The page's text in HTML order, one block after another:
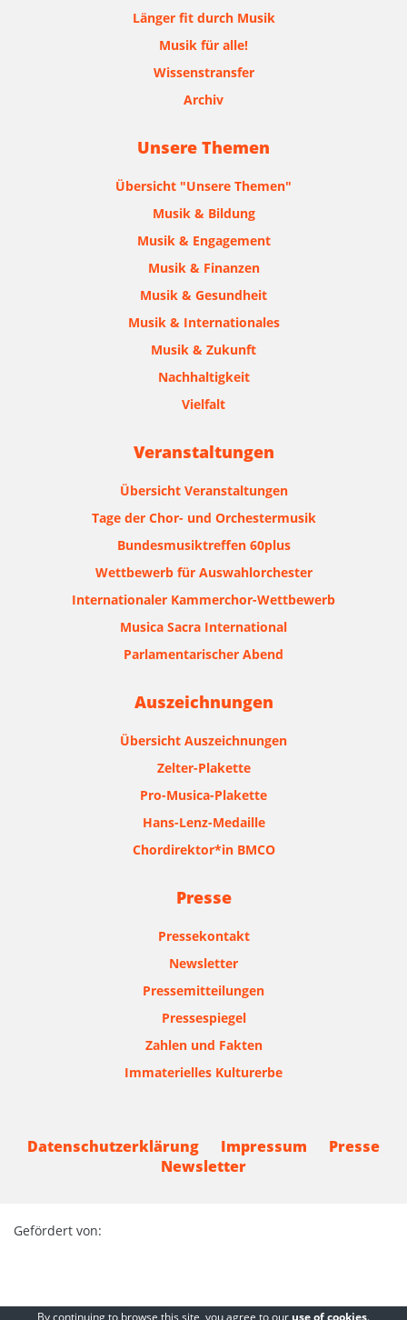
Länger fit durch Musik
Musik für alle!
Wissenstransfer
Archiv
Unsere Themen
Übersicht "Unsere Themen"
Musik & Bildung
Musik & Engagement
Musik & Finanzen
Musik & Gesundheit
Musik & Internationales
Musik & Zukunft
Nachhaltigkeit
Vielfalt
Veranstaltungen
Übersicht Veranstaltungen
Tage der Chor- und Orchestermusik
Bundesmusiktreffen 60plus
Wettbewerb für Auswahlorchester
Internationaler Kammerchor-Wettbewerb
Musica Sacra International
Parlamentarischer Abend
Auszeichnungen
Übersicht Auszeichnungen
Zelter-Plakette
Pro-Musica-Plakette
Hans-Lenz-Medaille
Chordirektor*in BMCO
Presse
Pressekontakt
Newsletter
Pressemitteilungen
Pressespiegel
Zahlen und Fakten
Immaterielles Kulturerbe
Datenschutzerklärung Impressum
Presse
Newsletter
Gefördert von:
By continuing to browse this site, you agree to our use of cookies.